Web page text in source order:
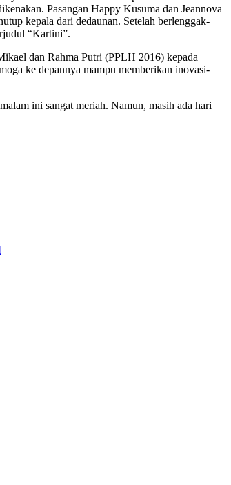
Pasangan Happy Kusuma dan Jeannova
kepala dari dedaunan. Setelah berlenggak-
“Kartini”.
dan Rahma Putri (PPLH 2016) kepada
ke depannya mampu memberikan inovasi-
ini sangat meriah. Namun, masih ada hari